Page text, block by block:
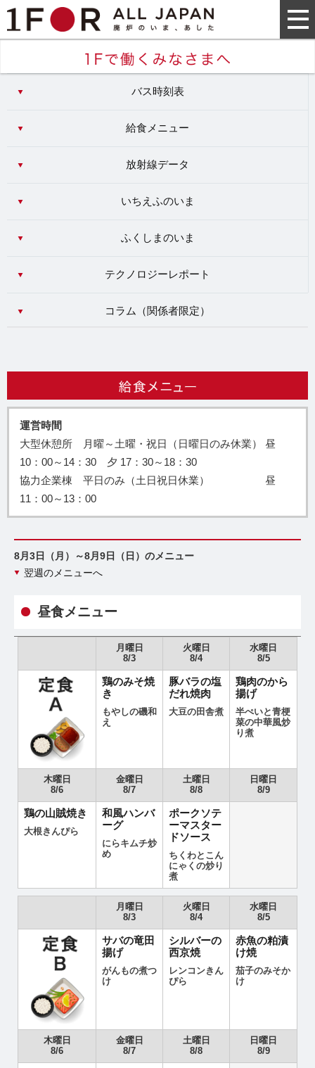
バス時刻表
給食メニュー
放射線データ
いちえふのいま
ふくしまのいま
テクノロジーレポート
コラム（関係者限定）
運営時間
大型休憩所 月曜～土曜・祝日（日曜日のみ休業） 昼
10：00～14：30 夕 17：30～18：30
協力企業棟 平日のみ（土日祝日休業） 昼
11：00～13：00
8月3日（月）～8月9日（日）のメニュー
翌週のメニューへ
昼食メニュー
月曜日
8/3
火曜日
8/4
水曜日
8/5
鶏のみそ焼
き
もやしの磯和
え
豚バラの塩
だれ焼肉
大豆の田舎煮
鶏肉のから
揚げ
半ぺいと青梗
菜の中華風炒
り煮
木曜日
8/6
金曜日
8/7
土曜日
8/8
日曜日
8/9
鶏の山賊焼き
大根きんぴら
和風ハンバ
ーグ
にらキムチ炒
め
ポークソテ
ーマスター
ドソース
ちくわとこん
にゃくの炒り
煮
月曜日
8/3
火曜日
8/4
水曜日
8/5
サバの竜田
揚げ
がんもの煮つ
け
シルバーの
西京焼
レンコンきん
ぴら
赤魚の粕漬
け焼
茄子のみそか
け
木曜日
8/6
金曜日
8/7
土曜日
8/8
日曜日
8/9